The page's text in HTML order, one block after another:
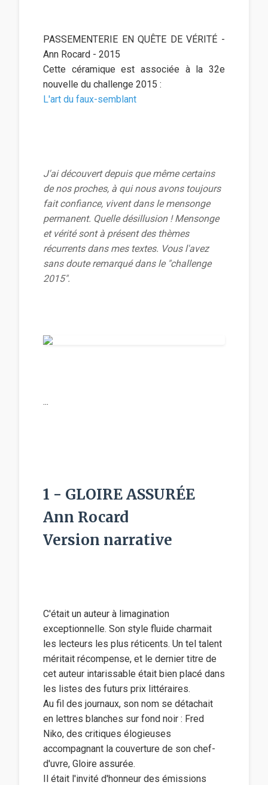
PASSEMENTERIE EN QUÊTE DE VÉRITÉ -
Ann Rocard - 2015
Cette céramique est associée à la 32e
nouvelle du challenge 2015 :
L'art du faux-semblant
J'ai découvert depuis que même certains
de nos proches, à qui nous avons toujours
fait confiance, vivent dans le mensonge
permanent. Quelle désillusion ! Mensonge
et vérité sont à présent des thèmes
récurrents dans mes textes. Vous l'avez
sans doute remarqué dans le "challenge
2015".
...
1 - GLOIRE ASSURÉE
Ann Rocard
Version narrative
C'était un auteur à limagination
exceptionnelle. Son style fluide charmait
les lecteurs les plus réticents. Un tel talent
méritait récompense, et le dernier titre de
cet auteur intarissable était bien placé dans
les listes des futurs prix littéraires.
Au fil des journaux, son nom se détachait
en lettres blanches sur fond noir : Fred
Niko, des critiques élogieuses
accompagnant la couverture de son chef-
d'uvre, Gloire assurée.
Il était l'invité d'honneur des émissions